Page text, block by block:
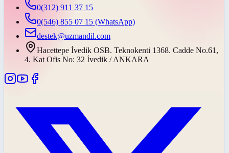
0(312) 911 37 15
0(546) 855 07 15 (WhatsApp)
destek@uzmandil.com
Hacettepe İvedik OSB. Teknokenti 1368. Cadde No.61,
4. Kat Ofis No: 32 İvedik / ANKARA